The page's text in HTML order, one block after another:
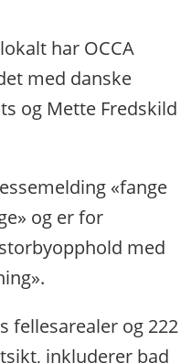
har OCCA
med danske
og Mette Fredskild
«fange
og er for
med
fellesarealer og 222
inkluderer bad